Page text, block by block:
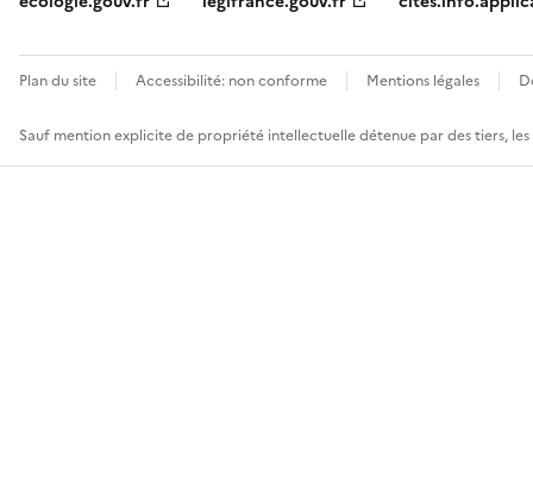
Plan du site Accessibilité: non conforme Mentions légales
Sauf mention explicite de propriété intellectuelle détenue par des tiers,